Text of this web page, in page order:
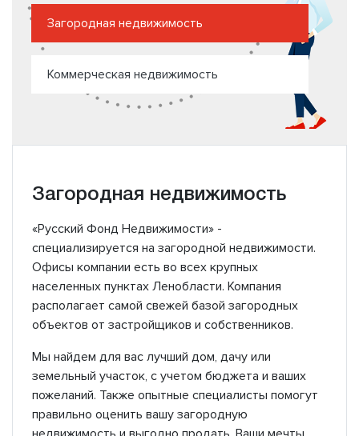
Загородная недвижимость
Коммерческая недвижимость
Загородная недвижимость
«Русский Фонд Недвижимости» -
специализируется на загородной недвижимости.
Офисы компании есть во всех крупных
населенных пунктах Ленобласти. Компания
располагает самой свежей базой загородных
объектов от застройщиков и собственников.
Мы найдем для вас лучший дом, дачу или
земельный участок, с учетом бюджета и ваших
пожеланий. Также опытные специалисты помогут
правильно оценить вашу загородную